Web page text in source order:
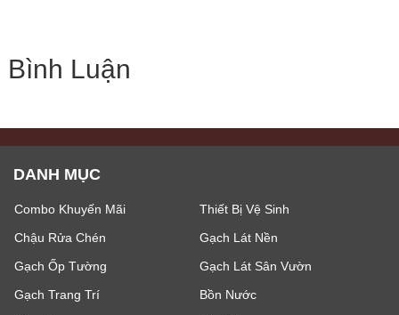
Bình Luận
DANH MỤC
Combo Khuyến Mãi
Thiết Bị Vệ Sinh
Chậu Rửa Chén
Gạch Lát Nền
Gạch Ốp Tường
Gạch Lát Sân Vườn
Gạch Trang Trí
Bồn Nước